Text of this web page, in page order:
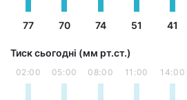
77 70 74 51 41
Тиск сьогодні (мм рт.ст.)
02:00 05:00 08:00 11:00 14:00